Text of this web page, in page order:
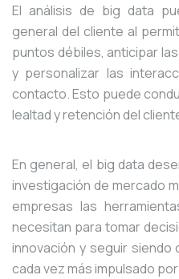
El análisis de big data
general del cliente al
puntos débiles, anticipar
y personalizar las
contacto. Esto puede
lealtad y retención del
En general, el big data
investigación de mercado
empresas las
necesitan para tomar
innovación y seguir
cada vez más impulsado